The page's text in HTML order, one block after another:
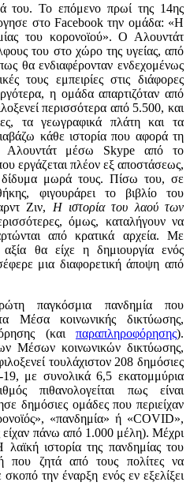
του. Το επόμενο πρωί της 14ης
στο Facebook την ομάδα: «Η
του κορονοϊού». Ο Αλουντάτ
του στο χώρο της υγείας, από
θα ενδιαφέρονταν ενδεχομένως
τους εμπειρίες στις διάφορες
η ομάδα απαρτιζόταν από
περισσότερα από 5.500, και
τα γεωγραφικά πλάτη και τα
κάθε ιστορία που αφορά τη
Αλουντάτ μέσω Skype από το
εργάζεται πλέον εξ αποστάσεως,
μωρά τους. Πίσω του, σε
φιγουράρει το βιβλίο του
Ζιν, Η ιστορία του λαού των
όμως, καταλήγουν να
από κρατικά αρχεία. Με
θα είχε η δημιουργία ενός
μια διαφορετική άποψη από
παγκόσμια πανδημία που
Μέσα κοινωνικής δικτύωσης,
(και παραπληροφόρησης).
Μέσων κοινωνικών δικτύωσης,
τουλάχιστον 208 δημόσιες
με συνολικά 6,5 εκατομμύρια
πιθανολογείται πως είναι
δημόσιες ομάδες που περιείχαν
«πανδημία» ή «COVID»,
πάνω από 1.000 μέλη). Μέχρι
ιστορία της πανδημίας του
που ζητά από τους πολίτες να
την έναρξη ενός εν εξελίξει